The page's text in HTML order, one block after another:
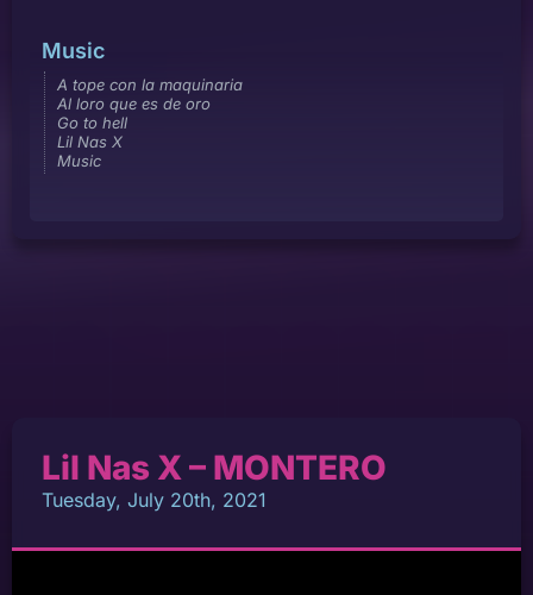
Music
A tope con la maquinaria
Al loro que es de oro
Go to hell
Lil Nas X
Music
Lil Nas X – MONTERO
Tuesday, July 20th, 2021